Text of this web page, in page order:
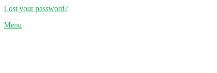
Lost your password?
Menu